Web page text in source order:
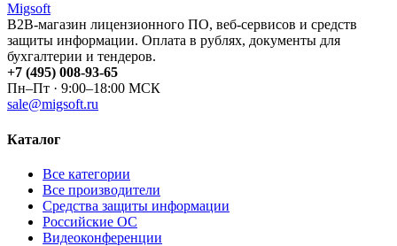
Migsoft
B2B-магазин лицензионного ПО, веб-сервисов и средств
защиты информации. Оплата в рублях, документы для
бухгалтерии и тендеров.
+7 (495) 008-93-65
Пн–Пт · 9:00–18:00 МСК
sale@migsoft.ru
Каталог
Все категории
Все производители
Средства защиты информации
Российские ОС
Видеоконференции